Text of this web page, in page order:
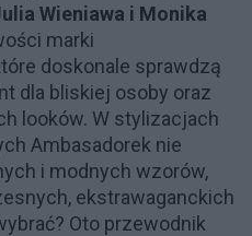
Wieniawa i Monika
marki
doskonale sprawdzą
dla bliskiej osoby oraz
looków. W stylizacjach
Ambasadorek nie
i modnych wzorów,
ekstrawaganckich
Oto przewodnik